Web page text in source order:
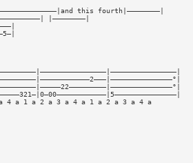
this fourth|————————|
|————————|
4 a 1 a 2 a 3 a 4 a 1 a 2 a 3 a 4 a